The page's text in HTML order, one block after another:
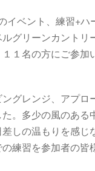
イベント、練習+ハ
グリーンカントリ
１名の方にご参加
グレンジ、アプロ
。多少の風のある
しの温もりを感じ
練習を参加者の皆